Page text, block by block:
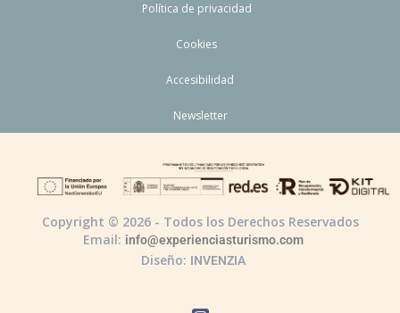
Política de privacidad
Cookies
Accesibilidad
Newsletter
Copyright © 2026 - Todos los Derechos Reservados
Email: info@experienciasturismo.com
Diseño: INVENZIA